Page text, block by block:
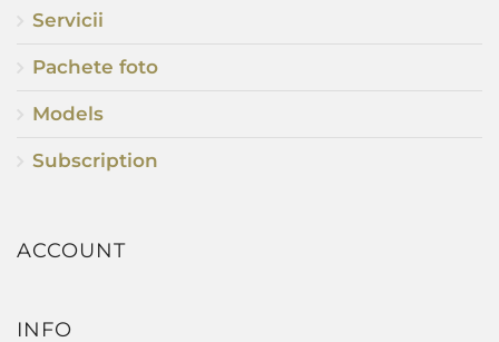
Servicii
Pachete foto
Models
Subscription
ACCOUNT
INFO